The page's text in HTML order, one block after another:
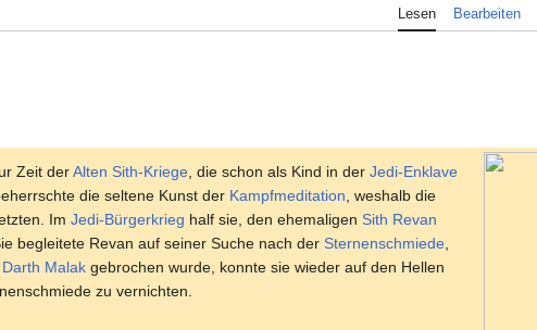
Lesen Bearbeiten
Zeit derAlten Sith-Kriege , die schon als Kind in der Jedi-Enklave
die seltene Kunst der Kampfmeditation , weshalb die
Im Jedi-Bürgerkrieg half sie, den ehemaligen Sith Revan
begleitete Revan auf seiner Suche nach der Sternenschmiede
Darth Malak gebrochen wurde, konnte sie wieder auf den Hellen
zu vernichten.